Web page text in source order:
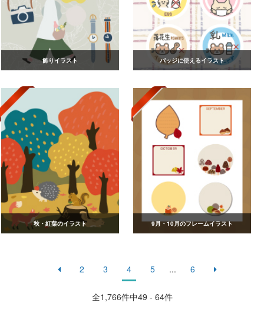
飾りイラスト バッジに使えるイラスト
秋・紅葉のイラスト 9月・10月のフレームイラスト
2 3 4 5 ... 6
全1,766件中49 - 64件